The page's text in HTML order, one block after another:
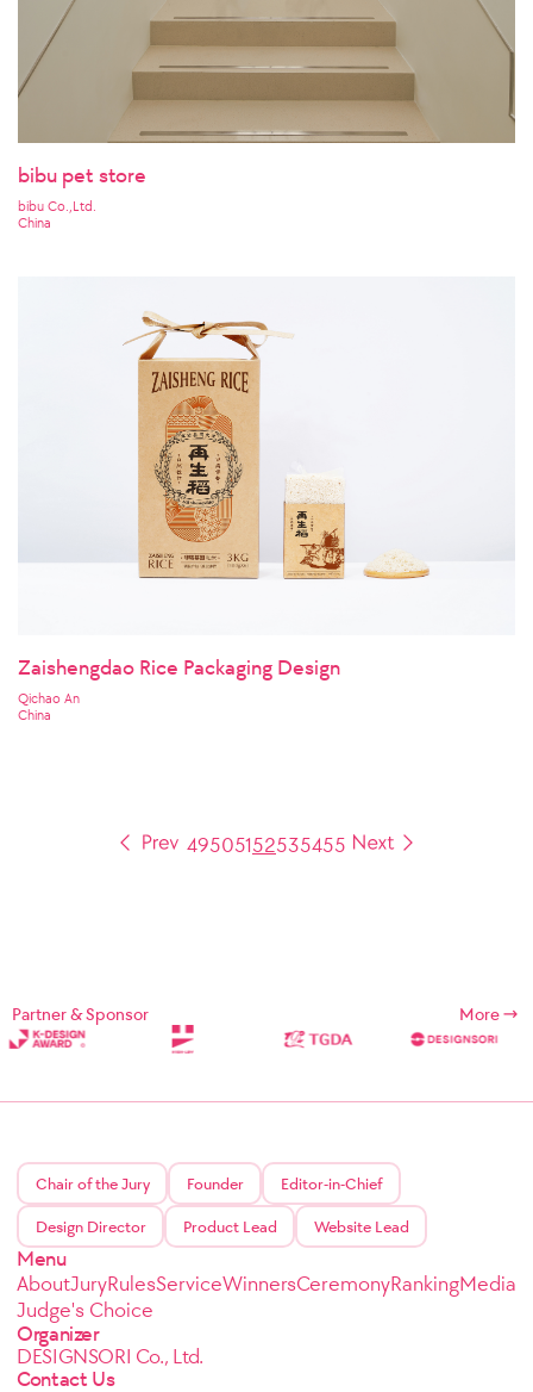
bibu pet store
bibu Co.,Ltd.
China
Zaishengdao Rice Packaging Design
Qichao An
China
49505152535455
Partner & Sponsor More
Chair of the Jury Founder Editor-in-Chief
Design Director Product Lead Website Lead
Menu
AboutJuryRulesServiceWinnersCeremonyRankingMedia
Judge's Choice
Organizer
DESIGNSORI Co., Ltd.
Contact Us